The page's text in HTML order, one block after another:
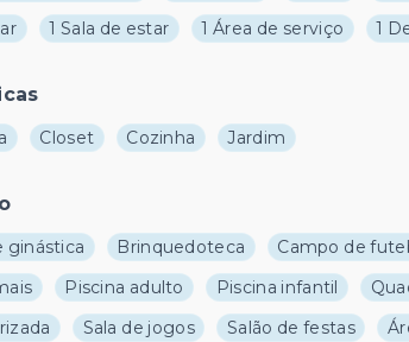
1 Sala de estar 1 Área de serviço 1
Closet Cozinha Jardim
ginástica Brinquedoteca Campo de
Piscina adulto Piscina infantil
Sala de jogos Salão de festas